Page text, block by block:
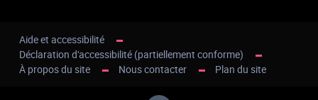
Aide et accessibilité
Déclaration d'accessibilité (partiellement conforme)
À propos du site
Nous contacter Plan du site